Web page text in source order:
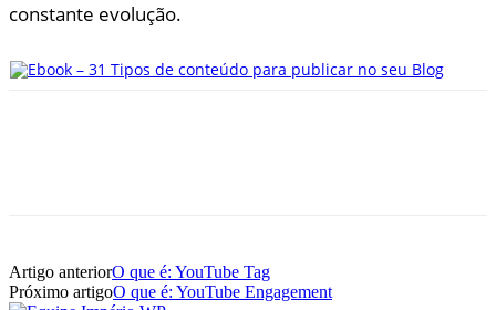
constante evolução.
Artigo anteriorO que é: YouTube Tag
Próximo artigoO que é: YouTube Engagement